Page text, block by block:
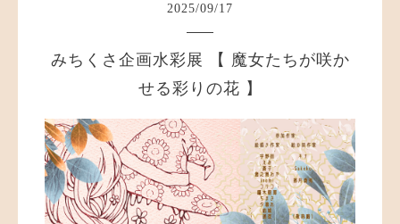
2025/09/17
みちくさ企画水彩展 【 魔女たちが咲か
せる彩りの花 】